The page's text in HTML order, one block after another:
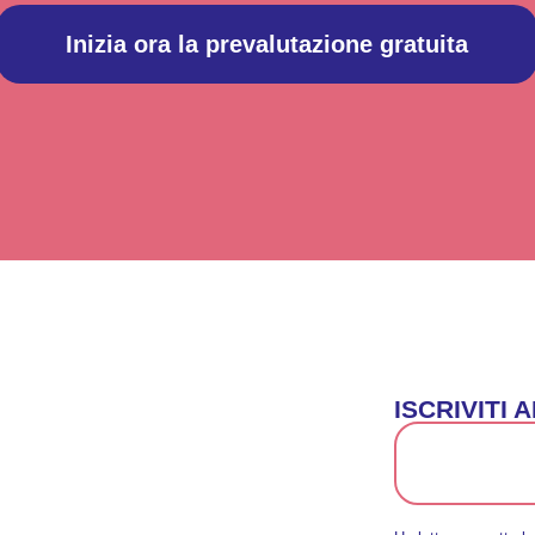
Inizia ora la prevalutazione gratuita
ISCRIVITI